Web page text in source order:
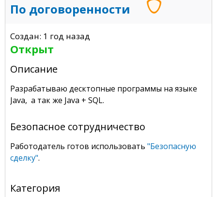
По договоренности
Создан: 1 год назад
Открыт
Описание
Разрабатываю десктопные программы на языке
Java, а так же Java + SQL.
Безопасное сотрудничество
Работодатель готов использовать "Безопасную
сделку".
Категория